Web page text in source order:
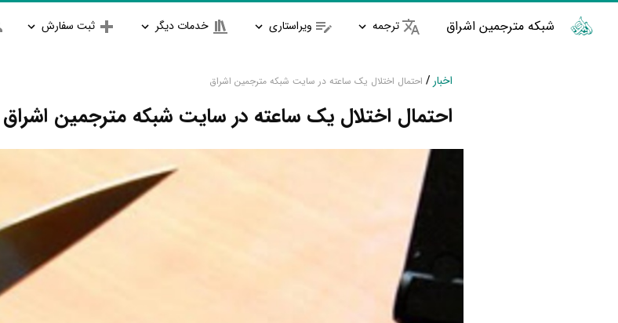
شبکه مترجمین اشراق ترجمه ویراستاری خدمات دیگر ثبت سفارش
اخبار / احتمال اختلال یک ساعته در سایت شبکه مترجمین اشراق
احتمال اختلال یک ساعته در سایت شبکه مترجمین اشراق